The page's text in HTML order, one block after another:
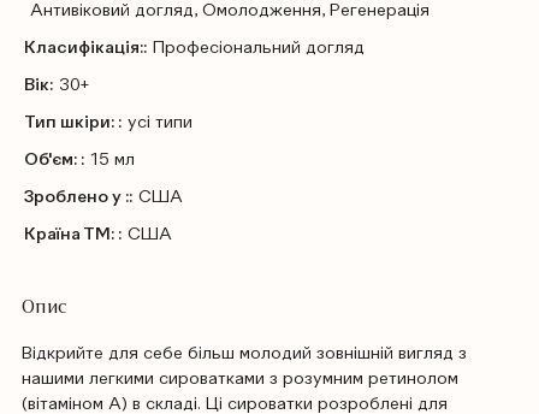
Антивіковий догляд, Омолодження, Регенерація
Класифікація:: Профеcіональний догляд
Вік: 30+
Тип шкіри: : усі типи
Об'єм: : 15 мл
Зроблено у :: США
Країна ТМ: : США
Опис
Відкрийте для себе більш молодий зовнішній вигляд з
нашими легкими сироватками з розумним ретинолом
(вітаміном А) в складі. Ці сироватки розроблені для